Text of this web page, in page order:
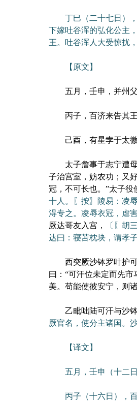
丁巳（二十七日），
下嫁吐谷浑的弘化公主
王。吐谷浑人大受惊扰
【原文】
五月，壬申，并州父
丙子，百济来告其王
己酉，有星孛于太微
太子詹事于志宁遭母
子治宫室，妨农功；又
冠，不可长也。”太子役
十人。〖按〗陵易：凌
淂专之。凌辱衣冠，虐
厥达哥友入宫，
〔〖胡
达曰：寝苫枕块，谓孝
西突厥沙钵罗叶护可
曰：“可汗位未定而先
美。苟能使彼安宁，则
乙毗咄陆可汗与沙钵
厥官名，使分主诸国。
【译文】
五月，壬申（十二日
丙子（十六日），百